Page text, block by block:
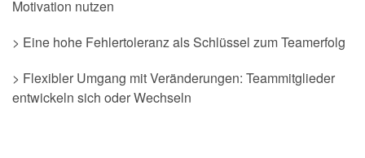
Motivation nutzen
> Eine hohe Fehlertoleranz als Schlüssel zum Teamerfolg
> Flexibler Umgang mit Veränderungen: Teammitglieder
entwickeln sich oder Wechseln